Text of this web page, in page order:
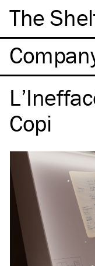
The
Copi